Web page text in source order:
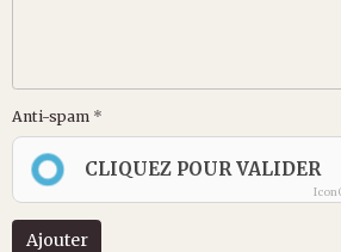
Anti-spam
CLIQUEZ POUR VALIDER
Ajouter